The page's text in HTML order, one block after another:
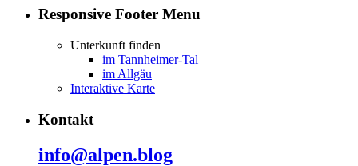
Responsive Footer Menu
Unterkunft finden
im Tannheimer-Tal
im Allgäu
Interaktive Karte
Kontakt
info@alpen.blog